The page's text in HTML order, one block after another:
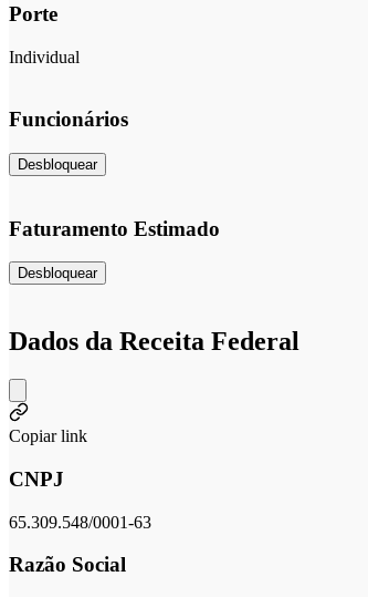
Porte
Individual
Funcionários
Desbloquear
Faturamento Estimado
Desbloquear
Dados da Receita Federal
Copiar link
CNPJ
65.309.548/0001-63
Razão Social